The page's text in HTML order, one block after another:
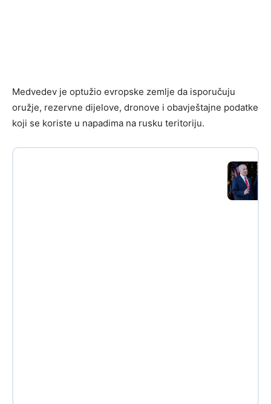
Medvedev je optužio evropske zemlje da isporučuju
oružje, rezervne dijelove, dronove i obavještajne podatke
koji se koriste u napadima na rusku teritoriju.